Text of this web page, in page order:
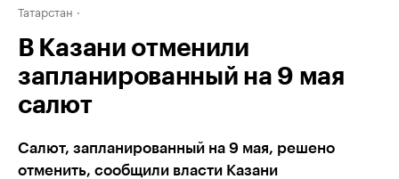
Татарстан
В Казани отменили
запланированный на 9 мая
салют
Салют, запланированный на 9 мая, решено
отменить, сообщили власти Казани